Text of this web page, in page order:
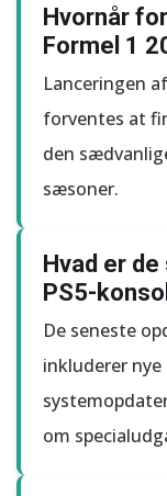
Hvornår
Formel 1
Lanceringen
forventes at
den
sæsoner.
Hvad er
PS5-
De seneste
inkluderer nye
om